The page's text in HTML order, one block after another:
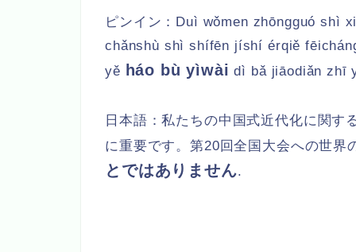
ピンイン： Duì wǒmen zhōngguó shì
chǎnshù shì shífēn jíshí érqiě
yě háo bù yìwài dì bǎ jiāodiǎn
日本語：私たちの中国式近代化に関す
に重要です。第20回全国大会への世
とではありません.